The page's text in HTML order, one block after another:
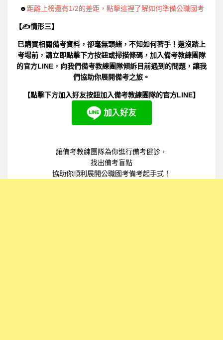
☻ 距離上榜還有1/2的差距，點擊這裡了解如何準備公職國考
【✍情形三】
已購買相關備考資料，卻毫無頭緒，不知如何著手！還沒踏上
考場前，請立即點擊下方按鈕或掃描條碼，加入備考教練團隊
的官方LINE，向我們備考教練團隊傾訴目前遇到的問題，讓我
們協助你展開備考之旅。
【點擊下方加入好友按鈕加入備考教練團隊的官方LINE】
讓備考教練團隊為你進行備考健診，
找出備考盲點
協助你順利展開公職國考備考起手式！